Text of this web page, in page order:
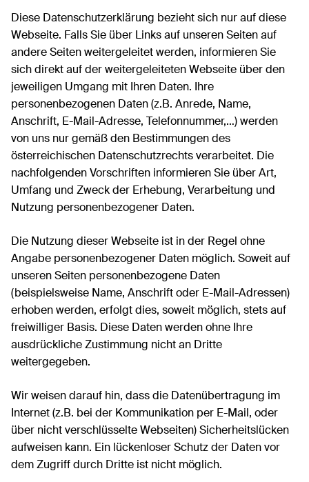
Diese Datenschutzerklärung bezieht sich nur auf diese
Webseite. Falls Sie über Links auf unseren Seiten auf
andere Seiten weitergeleitet werden, informieren Sie
sich direkt auf der weitergeleiteten Webseite über den
jeweiligen Umgang mit Ihren Daten. Ihre
personenbezogenen Daten (z.B. Anrede, Name,
Anschrift, E-Mail-Adresse, Telefonnummer,…) werden
von uns nur gemäß den Bestimmungen des
österreichischen Datenschutzrechts verarbeitet. Die
nachfolgenden Vorschriften informieren Sie über Art,
Umfang und Zweck der Erhebung, Verarbeitung und
Nutzung personenbezogener Daten.
Die Nutzung dieser Webseite ist in der Regel ohne
Angabe personenbezogener Daten möglich. Soweit auf
unseren Seiten personenbezogene Daten
(beispielsweise Name, Anschrift oder E-Mail-Adressen)
erhoben werden, erfolgt dies, soweit möglich, stets auf
freiwilliger Basis. Diese Daten werden ohne Ihre
ausdrückliche Zustimmung nicht an Dritte
weitergegeben.
Wir weisen darauf hin, dass die Datenübertragung im
Internet (z.B. bei der Kommunikation per E-Mail, oder
über nicht verschlüsselte Webseiten) Sicherheitslücken
aufweisen kann. Ein lückenloser Schutz der Daten vor
dem Zugriff durch Dritte ist nicht möglich.